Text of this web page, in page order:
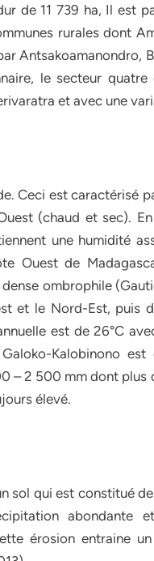
de 11 739 ha, Il est
rurales dont
Antsakoamanondro,
le secteur
et avec une
Ceci est caractérisé
(chaud et sec).
une humidité
Ouest de
ombrophile
et le Nord-Est, puis
est de 26°C
Kalobinono
2 500 mm dont plus
élevé.
sol qui est constitué
abondante
érosion entraine